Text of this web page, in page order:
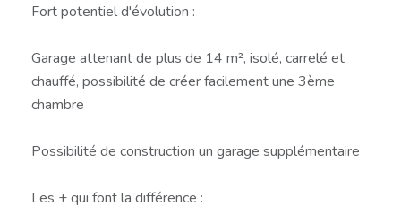
Fort potentiel d'évolution :
Garage attenant de plus de 14 m², isolé, carrelé et
chauffé, possibilité de créer facilement une 3ème
chambre
Possibilité de construction un garage supplémentaire
Les + qui font la différence :